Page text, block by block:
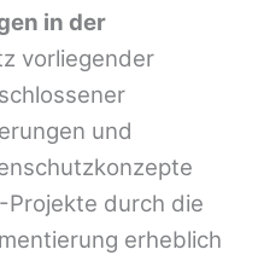
in der
vorliegender
und
Projekte durch die
erheblich